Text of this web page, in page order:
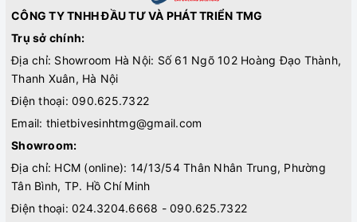
CÔNG TY TNHH ĐẦU TƯ VÀ PHÁT TRIỂN TMG
Trụ sở chính:
Địa chỉ: Showroom Hà Nội: Số 61 Ngõ 102 Hoàng Đạo Thành,
Thanh Xuân, Hà Nội
Điện thoại: 090.625.7322
Email: thietbivesinhtmg@gmail.com
Showroom:
Địa chỉ: HCM (online): 14/13/54 Thân Nhân Trung, Phường
Tân Bình, TP. Hồ Chí Minh
Điện thoại: 024.3204.6668 - 090.625.7322